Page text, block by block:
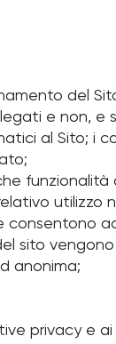
del
e non,
al Sito; i
funzionalità
utilizzo
consentono
anonima;
privacy e